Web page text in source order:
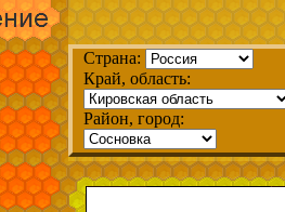
Страна:
Край, область:
Район, город: